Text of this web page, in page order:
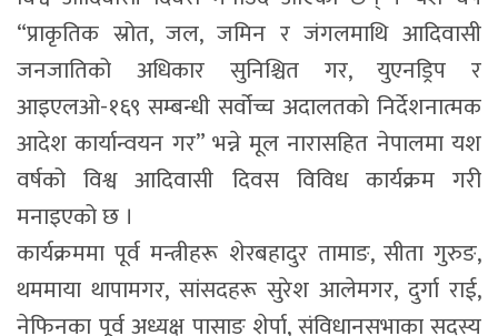
“प्राकृतिक स्रोत, जल, जमिन र जंगलमाथि आदिवासी
जनजातिको अधिकार सुनिश्चित गर, युएनड्रिप र
आइएलओ-१६९ सम्बन्धी सर्वोच्च अदालतको निर्देशनात्मक
आदेश कार्यान्वयन गर” भन्ने मूल नारासहित नेपालमा यश
वर्षको विश्व आदिवासी दिवस विविध कार्यक्रम गरी
मनाइएको छ ।
कार्यक्रममा पूर्व मन्त्रीहरू शेरबहादुर तामाङ, सीता गुरुङ,
थममाया थापामगर, सांसदहरू सुरेश आलेमगर, दुर्गा राई,
नेफिनका पूर्व अध्यक्ष पासाङ शेर्पा, संविधानसभाका सदस्य